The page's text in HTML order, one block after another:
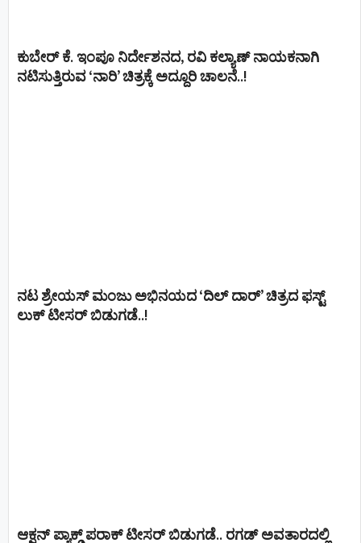
ಕುಬೇರ್ ಕೆ. ಇಂಪೂ ನಿರ್ದೇಶನದ, ರವಿ ಕಲ್ಯಾಣ್‍ ನಾಯಕನಾಗಿ
ನಟಿಸುತ್ತಿರುವ ‘ನಾರಿ’ ಚಿತ್ರಕ್ಕೆ ಅದ್ದೂರಿ ಚಾಲನೆ..!
ನಟ ಶ್ರೇಯಸ್ ಮಂಜು ಅಭಿನಯದ ‘ದಿಲ್ ದಾರ್’ ಚಿತ್ರದ ಫಸ್ಟ್
ಲುಕ್ ಟೀಸರ್ ಬಿಡುಗಡೆ..!
ಆಕ್ಷನ್ ಪ್ಯಾಕ್ಡ್ ಪರಾಕ್ ಟೀಸರ್ ಬಿಡುಗಡೆ.. ರಗಡ್ ಅವತಾರದಲ್ಲಿ